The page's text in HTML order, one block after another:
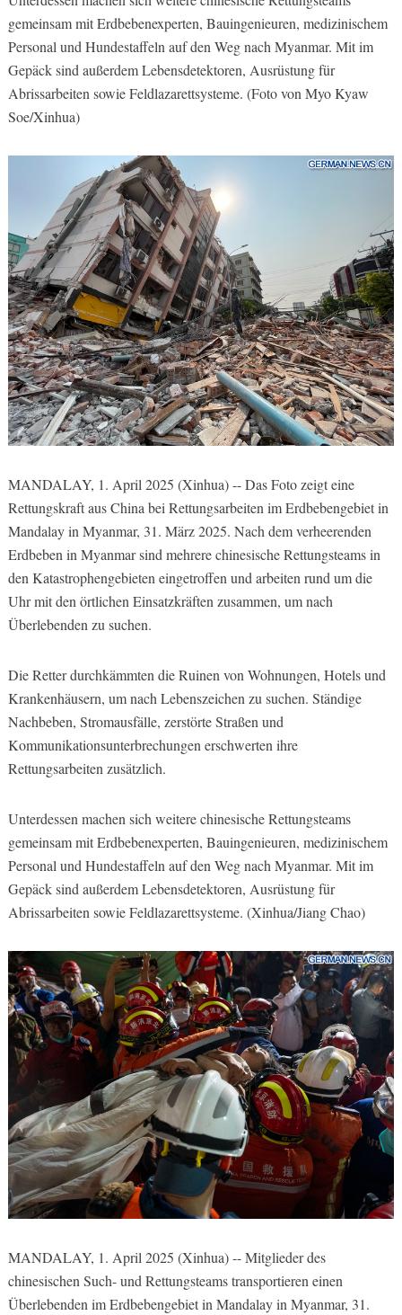
gemeinsam mit Erdbebenexperten, Bauingenieuren, medizinischem
Personal und Hundestaffeln auf den Weg nach Myanmar. Mit im
Gepäck sind außerdem Lebensdetektoren, Ausrüstung für
Abrissarbeiten sowie Feldlazarettsysteme. (Foto von Myo Kyaw
Soe/Xinhua)
MANDALAY, 1. April 2025 (Xinhua) -- Das Foto zeigt eine
Rettungskraft aus China bei Rettungsarbeiten im Erdbebengebiet in
Mandalay in Myanmar, 31. März 2025. Nach dem verheerenden
Erdbeben in Myanmar sind mehrere chinesische Rettungsteams in
den Katastrophengebieten eingetroffen und arbeiten rund um die
Uhr mit den örtlichen Einsatzkräften zusammen, um nach
Überlebenden zu suchen.
Die Retter durchkämmten die Ruinen von Wohnungen, Hotels und
Krankenhäusern, um nach Lebenszeichen zu suchen. Ständige
Nachbeben, Stromausfälle, zerstörte Straßen und
Kommunikationsunterbrechungen erschwerten ihre
Rettungsarbeiten zusätzlich.
Unterdessen machen sich weitere chinesische Rettungsteams
gemeinsam mit Erdbebenexperten, Bauingenieuren, medizinischem
Personal und Hundestaffeln auf den Weg nach Myanmar. Mit im
Gepäck sind außerdem Lebensdetektoren, Ausrüstung für
Abrissarbeiten sowie Feldlazarettsysteme. (Xinhua/Jiang Chao)
MANDALAY, 1. April 2025 (Xinhua) -- Mitglieder des
chinesischen Such- und Rettungsteams transportieren einen
Überlebenden im Erdbebengebiet in Mandalay in Myanmar, 31.